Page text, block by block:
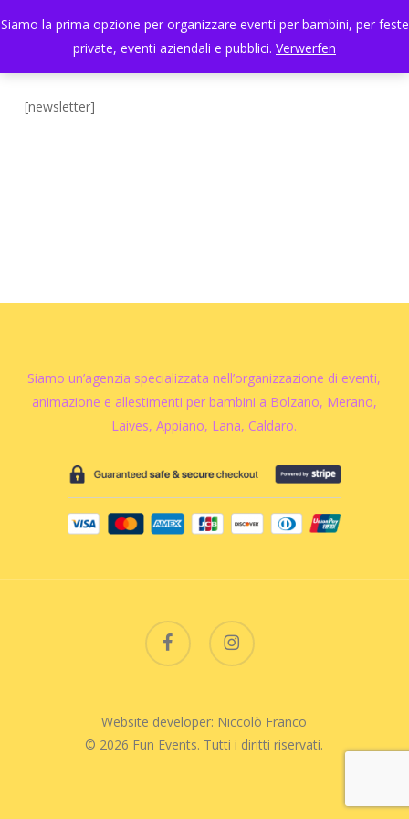
Siamo la prima opzione per organizzare eventi per bambini, per feste
private, eventi aziendali e pubblici. Verwerfen
to
search
Menu
[newsletter]
Siamo un’agenzia specializzata nell’organizzazione di eventi,
animazione e allestimenti per bambini a Bolzano, Merano,
Laives, Appiano, Lana, Caldaro.
facebook instagram
Website developer: Niccolò Franco
© 2026 Fun Events. Tutti i diritti riservati.
Menu